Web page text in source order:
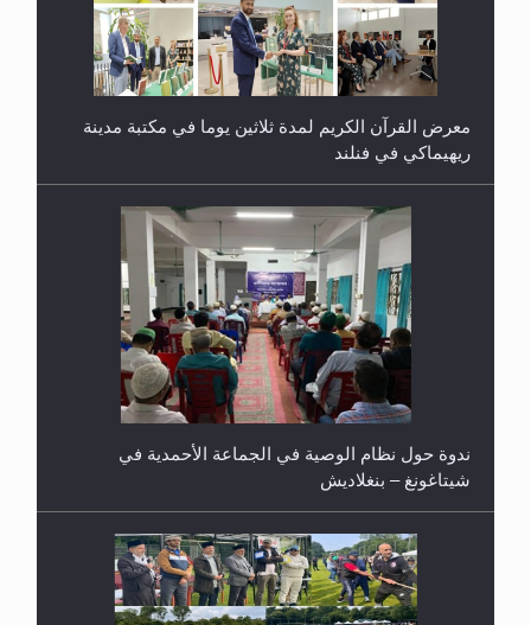
معرض القرآن الكريم لمدة ثلاثين يوما في مكتبة مدينة
ندوة حول نظام الوصية في الجماعة الأحمدية في